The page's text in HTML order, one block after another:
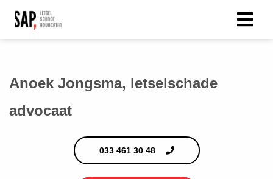
Anoek Jongsma, letselschade
advocaat
033 461 30 48